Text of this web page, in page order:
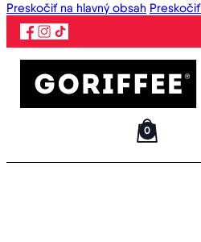
Preskočiť na hlavný obsah
0